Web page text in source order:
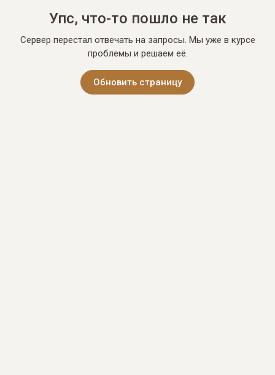
Упс, что-то пошло не так
Сервер перестал отвечать на запросы. Мы уже в курсе
проблемы и решаем её.
Обновить страницу